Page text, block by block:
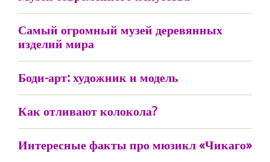
Самый огромный музей деревянных
изделий мира
Боди-арт: художник и модель
Как отливают колокола?
Интересные факты про мюзикл «Чикаго»